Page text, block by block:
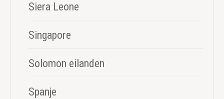
Siera Leone
Singapore
Solomon eilanden
Spanje